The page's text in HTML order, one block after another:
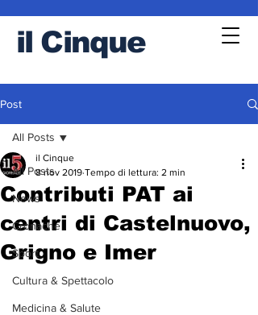
il Cinque
Post
All Posts
News
Cronache
Sport
Cultura & Spettacolo
Medicina & Salute
All Posts
Contributi PAT ai
centri di Castelnuovo,
Grigno e Imer
il Cinque
8 nov 2019 Tempo di lettura: 2 min